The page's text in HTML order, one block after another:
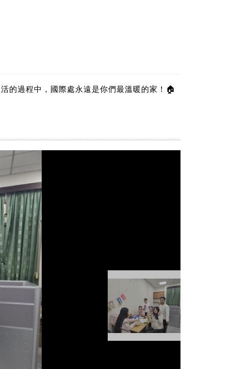
的過程中，國際處永遠是你們最溫暖的家！🏠